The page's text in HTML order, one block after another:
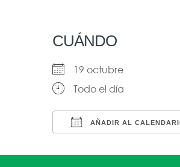
CUÁNDO
19 octubre
Todo el día
AÑADIR AL